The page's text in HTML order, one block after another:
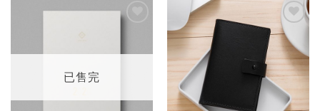
望輕
已售完
加入
「願
望輕
單」